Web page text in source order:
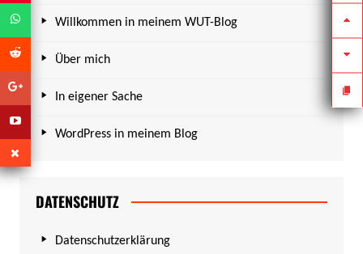
Willkommen in meinem WUT-Blog
Über mich
In eigener Sache
WordPress in meinem Blog
DATENSCHUTZ
Datenschutzerklärung